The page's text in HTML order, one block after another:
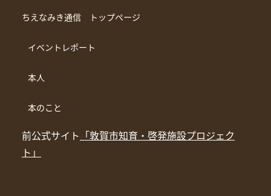
ちえなみき通信 トップページ
イベントレポート
本人
本のこと
前公式サイト 「敦賀市知育・啓発施設プロジェク
ト」